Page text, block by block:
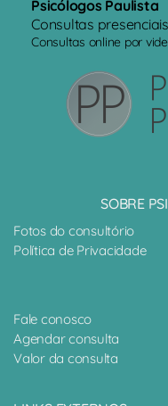
Psicólogos Paulista
Consultas
Consultas online por
SOBRE
Fotos do consultório
Política de Privacidade
Fale conosco
Agendar consulta
Valor da consulta